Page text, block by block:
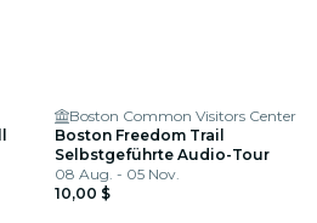
Boston Common Visitors Center
Boston Freedom Trail
Selbstgeführte Audio-Tour
08 Aug. - 05 Nov.
10,00 $